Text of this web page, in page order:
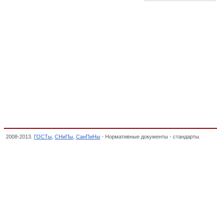
2008-2013. ГОСТы СНиПы СанПиНы - Нормативные документы - стандарты.